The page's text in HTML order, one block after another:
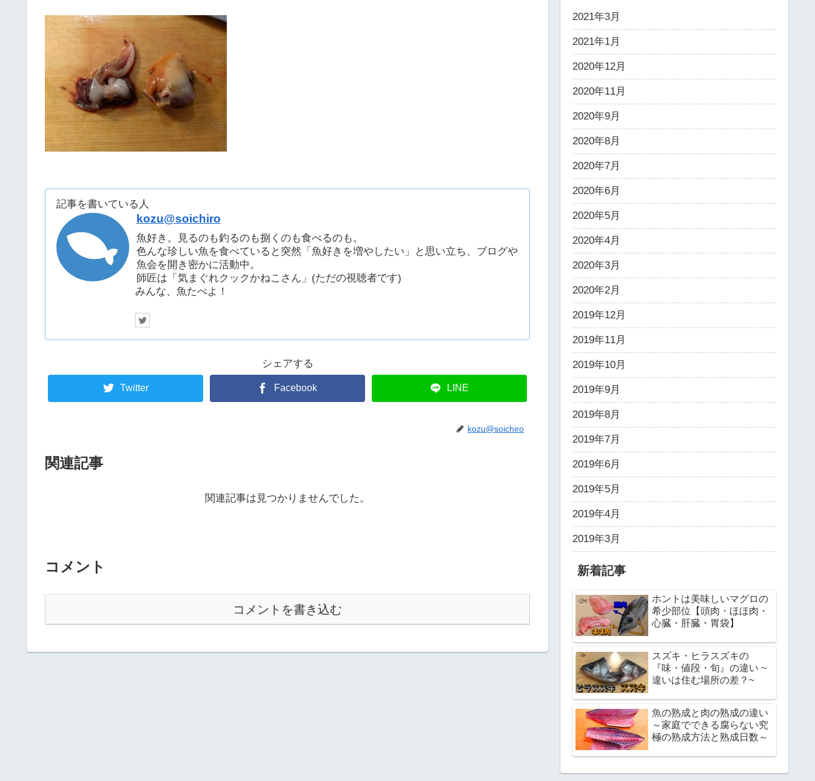
記事を書いている人
kozu@soichiro
魚好き。見るのも釣るのも捌くのも食べるのも。
色んな珍しい魚を食べていると突然「魚好きを増やしたい」と思い立ち、ブログや
魚会を開き密かに活動中。
師匠は「気まぐれクックかねこさん」(ただの視聴者です)
みんな、魚たべよ！
シェアする
Twitter Facebook LINE
kozu@soichiro
関連記事
関連記事は見つかりませんでした。
コメント
コメントを書き込む
2021年3月
2021年1月
2020年12月
2020年11月
2020年9月
2020年8月
2020年7月
2020年6月
2020年5月
2020年4月
2020年3月
2020年2月
2019年12月
2019年11月
2019年10月
2019年9月
2019年8月
2019年7月
2019年6月
2019年5月
2019年4月
2019年3月
新着記事
ホントは美味しいマグロの
希少部位【頭肉・ほほ肉・
心臓・肝臓・胃袋】
スズキ・ヒラスズキの
『味・値段・旬』の違い ~
違いは住む場所の差？~
魚の熟成と肉の熟成の違い
～家庭でできる腐らない究
極の熟成方法と熟成日数～